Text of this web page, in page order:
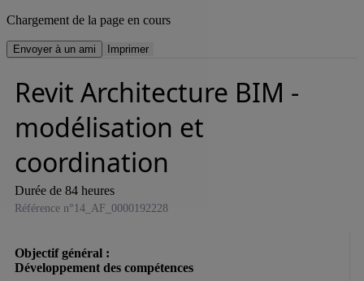
Chargement de la page en cours
Envoyer à un ami Imprimer
Revit Architecture BIM -
modélisation et
coordination
Durée de 84 heures
Référence n°14_AF_0000192228
Objectif général :